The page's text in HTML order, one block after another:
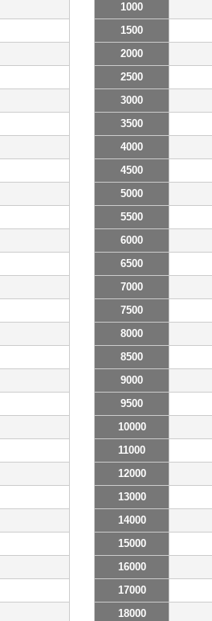
1000
1500
2000
2500
3000
3500
4000
4500
5000
5500
6000
6500
7000
7500
8000
8500
9000
9500
10000
11000
12000
13000
14000
15000
16000
17000
18000